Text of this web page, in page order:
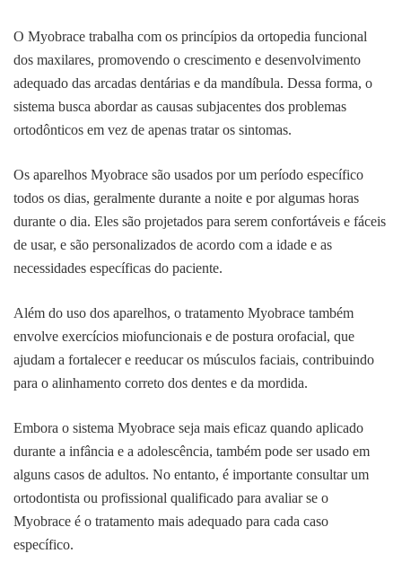
O Myobrace trabalha com os princípios da ortopedia funcional
dos maxilares, promovendo o crescimento e desenvolvimento
adequado das arcadas dentárias e da mandíbula. Dessa forma, o
sistema busca abordar as causas subjacentes dos problemas
ortodônticos em vez de apenas tratar os sintomas.
Os aparelhos Myobrace são usados por um período específico
todos os dias, geralmente durante a noite e por algumas horas
durante o dia. Eles são projetados para serem confortáveis e fáceis
de usar, e são personalizados de acordo com a idade e as
necessidades específicas do paciente.
Além do uso dos aparelhos, o tratamento Myobrace também
envolve exercícios miofuncionais e de postura orofacial, que
ajudam a fortalecer e reeducar os músculos faciais, contribuindo
para o alinhamento correto dos dentes e da mordida.
Embora o sistema Myobrace seja mais eficaz quando aplicado
durante a infância e a adolescência, também pode ser usado em
alguns casos de adultos. No entanto, é importante consultar um
ortodontista ou profissional qualificado para avaliar se o
Myobrace é o tratamento mais adequado para cada caso
específico.